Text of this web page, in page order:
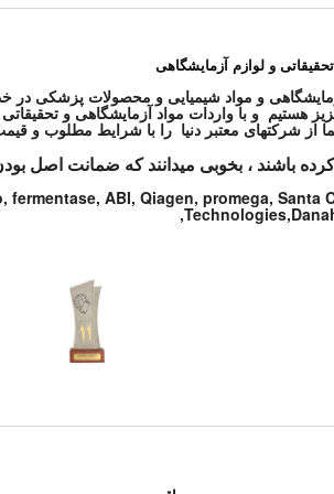
و لوازم آزمایشگاهی
و با واردات مواد آزمایشگاهی و
باشند ، بخوبی میدانند که ضمانت اصل
ABI, Qiagen, promega,